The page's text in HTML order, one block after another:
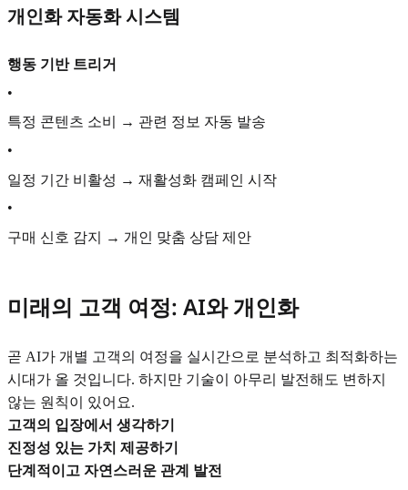
개인화 자동화 시스템
행동 기반 트리거
•
특정 콘텐츠 소비 → 관련 정보 자동 발송
•
일정 기간 비활성 → 재활성화 캠페인 시작
•
구매 신호 감지 → 개인 맞춤 상담 제안
미래의 고객 여정: AI와 개인화
곧 AI가 개별 고객의 여정을 실시간으로 분석하고 최적화하는
시대가 올 것입니다. 하지만 기술이 아무리 발전해도 변하지
않는 원칙이 있어요.
고객의 입장에서 생각하기
진정성 있는 가치 제공하기
단계적이고 자연스러운 관계 발전